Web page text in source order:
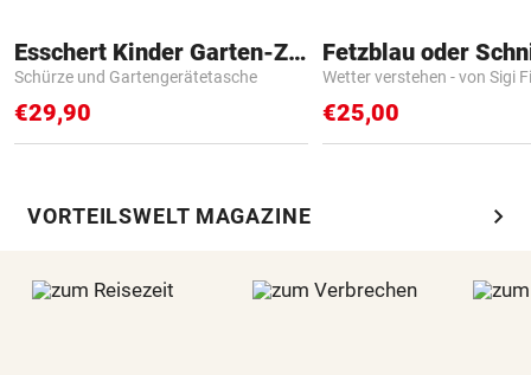
Esschert Kinder Garten-Zubehör
Schürze und Gartengerätetasche
€29,90
Fetzblau oder
Wetter verstehen - von Sigi
€25,00
VORTEILSWELT MAGAZINE chevron_right